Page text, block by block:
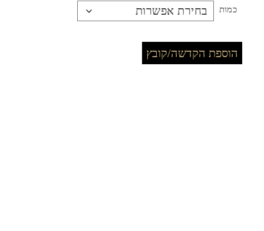
כמות
הוספת הקדשה/קובץ